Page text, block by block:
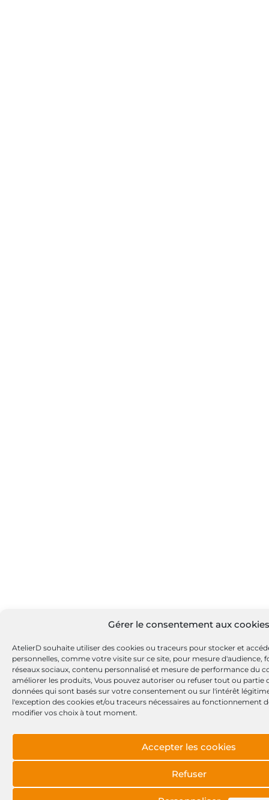
Gérer le consentement aux cookies
AtelierD souhaite utiliser des cookies ou traceurs pour stocker et
personnelles, comme votre visite sur ce site, pour mesure d'audience,
réseaux sociaux, contenu personnalisé et mesure de performance du
améliorer les produits, Vous pouvez autoriser ou refuser tout ou partie
données qui sont basés sur votre consentement ou sur l'intérêt
l'exception des cookies et/ou traceurs nécessaires au fonctionnement
modifier vos choix à tout moment.
Accepter les cookies
Refuser